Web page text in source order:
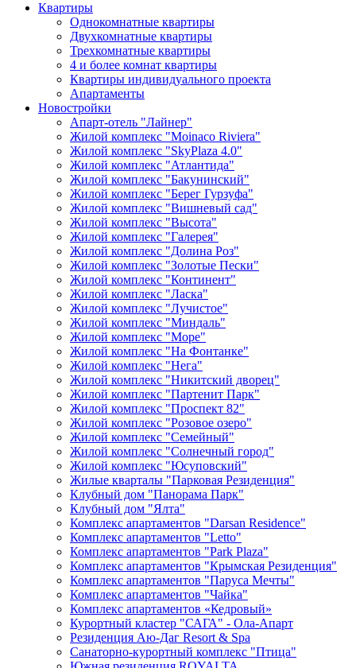
Квартиры
Однокомнатные квартиры
Двухкомнатные квартиры
Трехкомнатные квартиры
4 и более комнат квартиры
Квартиры индивидуального проекта
Апартаменты
Новостройки
Апарт-отель "Лайнер"
Жилой комплекс "Moinaco Riviera"
Жилой комплекс "SkyPlaza 4.0"
Жилой комплекс "Атлантида"
Жилой комплекс "Бакунинский"
Жилой комплекс "Берег Гурзуфа"
Жилой комплекс "Вишневый сад"
Жилой комплекс "Высота"
Жилой комплекс "Галерея"
Жилой комплекс "Долина Роз"
Жилой комплекс "Золотые Пески"
Жилой комплекс "Континент"
Жилой комплекс "Ласка"
Жилой комплекс "Лучистое"
Жилой комплекс "Миндаль"
Жилой комплекс "Море"
Жилой комплекс "На Фонтанке"
Жилой комплекс "Нега"
Жилой комплекс "Никитский дворец"
Жилой комплекс "Партенит Парк"
Жилой комплекс "Проспект 82"
Жилой комплекс "Розовое озеро"
Жилой комплекс "Семейный"
Жилой комплекс "Солнечный город"
Жилой комплекс "Юсуповский"
Жилые кварталы "Парковая Резиденция"
Клубный дом "Панорама Парк"
Клубный дом "Ялта"
Комплекс апартаментов "Darsan Residenсe"
Комплекс апартаментов "Letto"
Комплекс апартаментов "Park Plaza"
Комплекс апартаментов "Крымская Резиденция"
Комплекс апартаментов "Паруса Мечты"
Комплекс апартаментов "Чайка"
Комплекс апартаментов «Кедровый»
Курортный кластер "САГА" - Ола-Апарт
Резиденция Аю-Даг Resort & Spa
Санаторно-курортный комплекс "Птица"